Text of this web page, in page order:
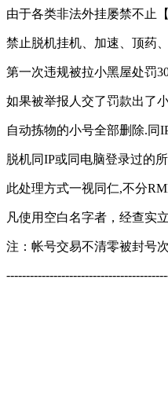
由于各类非法外挂屡禁不止
禁止脱机挂机、加速、顶药
第一次违规被拉小黑屋处罚
如果被举报人交了罚款出了
自动拣物的小号全部删除.同
脱机同IP或同电脑登录过的
此处理方式一视同仁,不分
凡使用空白名字者，经查实
注：帐号交易不清零被封号